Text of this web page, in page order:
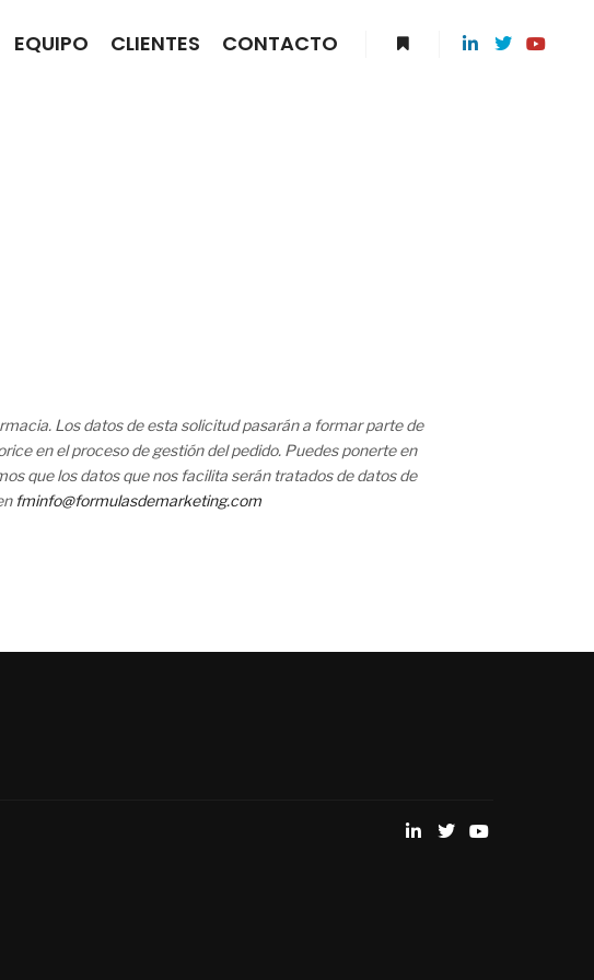
EQUIPO CLIENTES CONTACTO
Los datos de esta solicitud pasarán a formar parte de
en el proceso de gestión del pedido. Puedes ponerte en
que los datos que nos facilita serán tratados de datos de
fminfo@formulasdemarketing.com